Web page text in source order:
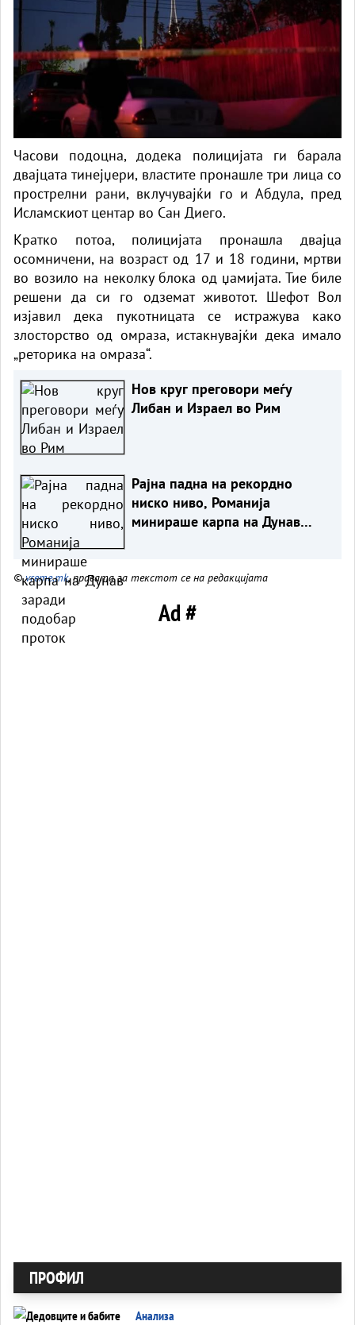
Часови подоцна, додека полицијата ги барала
двајцата тинејџери, властите пронашле три лица со
прострелни рани, вклучувајќи го и Абдула, пред
Исламскиот центар во Сан Диего.
Кратко потоа, полицијата пронашла двајца
осомничени, на возраст од 17 и 18 години, мртви
во возило на неколку блока од џамијата. Тие биле
решени да си го одземат животот. Шефот Вол
изјавил дека пукотницата се истражува како
злосторство од омраза, истакнувајќи дека имало
„реторика на омраза“.
Нов круг преговори меѓу
Либан и Израел во Рим
Рајна падна на рекордно
ниско ниво, Романија
минираше карпа на Дунав
©vreme.mk, правата за текстот се на редакцијата
Ad #
ПРОФИЛ
Анализа